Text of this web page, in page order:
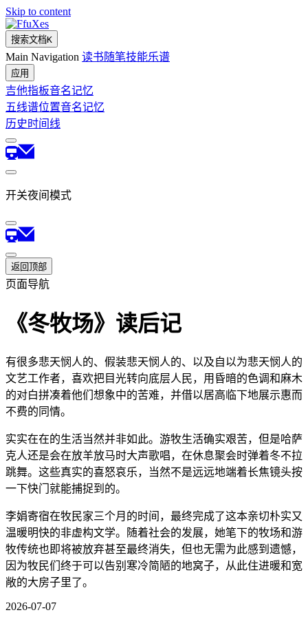
Skip to content
fuXes
搜索文档K
Main Navigation 读书随笔技能乐谱
应用
吉他指板音名记忆
五线谱位置音名记忆
历史时间线
开关夜间模式
返回顶部
页面导航
《冬牧场》读后记
有很多悲天悯人的、假装悲天悯人的、以及自以为悲天悯人的
文艺工作者，喜欢把目光转向底层人民，用昏暗的色调和麻木
的对白拼凑着他们想象中的苦难，并借以居高临下地展示惠而
不费的同情。
实实在在的生活当然并非如此。游牧生活确实艰苦，但是哈萨
克人还是会在放羊放马时大声歌唱，在休息聚会时弹着冬不拉
跳舞。这些真实的喜怒哀乐，当然不是远远地端着长焦镜头按
一下快门就能捕捉到的。
李娟寄宿在牧民家三个月的时间，最终完成了这本亲切朴实又
温暖明快的非虚构文学。随着社会的发展，她笔下的牧场和游
牧传统也即将被放弃甚至最终消失，但也无需为此感到遗憾，
因为牧民们终于可以告别寒冷简陋的地窝子，从此住进暖和宽
敞的大房子里了。
2026-07-07